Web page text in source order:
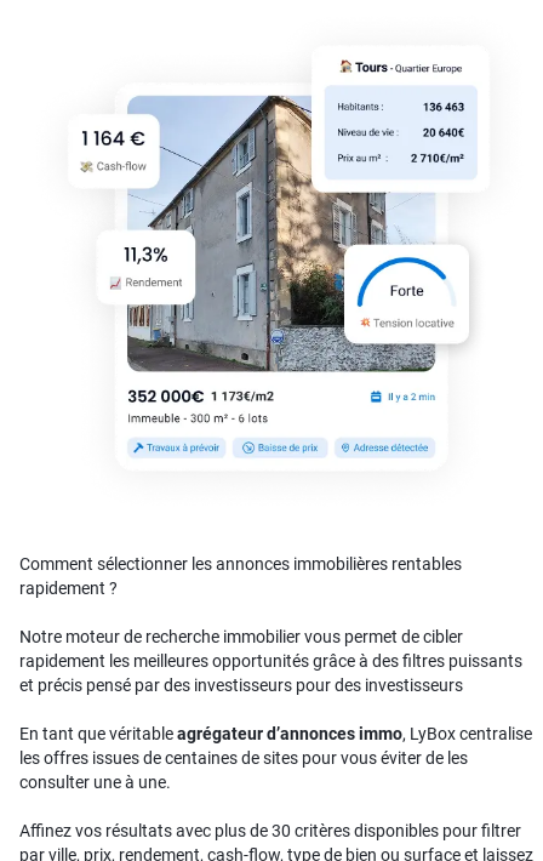
Comment sélectionner les annonces immobilières rentables
rapidement ?
Notre moteur de recherche immobilier vous permet de cibler
rapidement les meilleures opportunités grâce à des filtres puissants
et précis pensé par des investisseurs pour des investisseurs
En tant que véritableagrégateur d’annonces immo, LyBox centralise
les offres issues de centaines de sites pour vous éviter de les
consulter une à une.
Affinez vos résultats avec plus de 30 critères disponibles pour filtrer
par ville, prix, rendement, cash-flow, type de bien ou surface et laissez